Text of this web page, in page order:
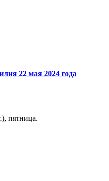
22 мая 2024 года
пятница.